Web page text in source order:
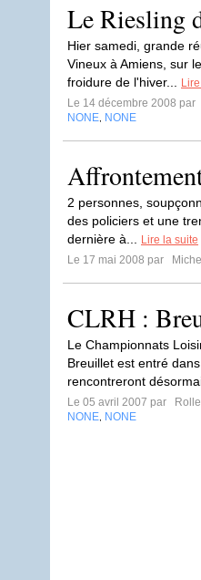
Le Riesling
Hier samedi, grande
Vineux à Amiens, sur
froidure de l'hiver...
Le 14 décembre 2008 par
NONE NONE
2 personnes,
des policiers et une
dernière à...
Lire la suite
Le 17 mai 2008 par
CLRH :
Le Championnats
Breuillet est entré
rencontreront
Le 05 avril 2007 par
NONE NONE